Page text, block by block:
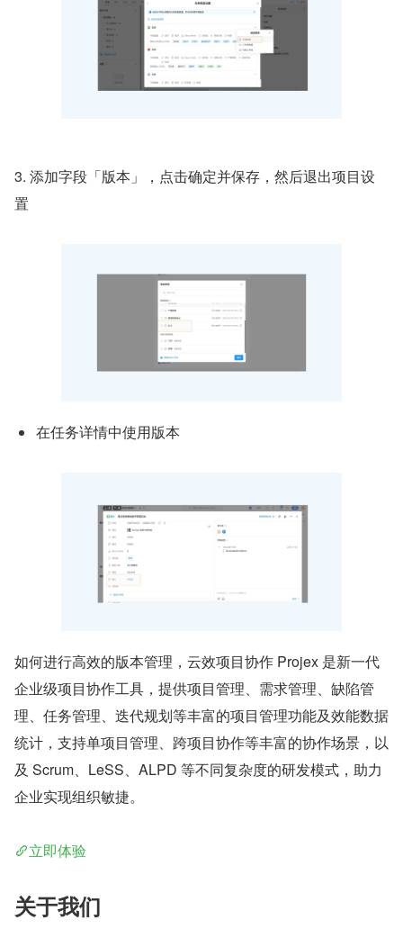
3. 添加字段「版本」，点击确定并保存，然后退出项目设
置
在任务详情中使用版本
如何进行高效的版本管理，云效项目协作 Projex 是新一代
企业级项目协作工具，提供项目管理、需求管理、缺陷管
理、任务管理、迭代规划等丰富的项目管理功能及效能数据
统计，支持单项目管理、跨项目协作等丰富的协作场景，以
及 Scrum、LeSS、ALPD 等不同复杂度的研发模式，助力
企业实现组织敏捷。
立即体验
关于我们